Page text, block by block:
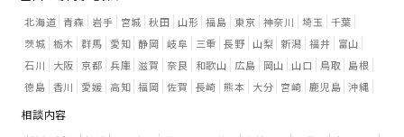
北海道 青森 岩手 宮城 秋田 山形 福島 東京 神奈川 埼玉 千葉
茨城 栃木 群馬 愛知 静岡 岐阜 三重 長野 山梨 新潟 福井
富山
石川
大阪 京都 兵庫 滋賀 奈良 和歌山 広島 岡山 山口 鳥取
島根
徳島 香川 愛媛 高知 福岡 佐賀 長崎 熊本 大分 宮崎 鹿児島 沖縄
相談内容